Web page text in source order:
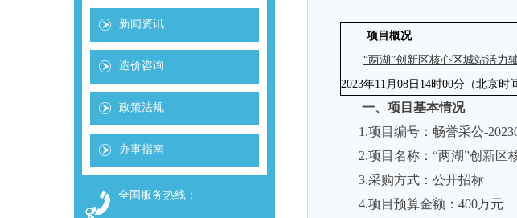
新闻资讯
造价咨询
政策法规
办事指南
全国服务热线：
项目概况
“两湖”创新区核心区城站活力
2023年11 月 08日 14时00分（北京时
一、项目基本情况
1.项目编号：畅誉采公-
2.项目名称：“两湖”创新区
3.采购方式：公开招标
4.项目预算金额： 400万元